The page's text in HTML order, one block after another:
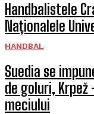
Handbalistele
Naționalele
HANDBAL
Suedia se
de goluri,
meciului